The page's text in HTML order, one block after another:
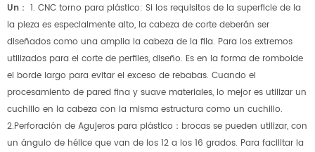
Un： 1. CNC torno para plástico: Si los requisitos de la superficie de la
la pieza es especialmente alto, la cabeza de corte deberán ser
diseñados como una amplia la cabeza de la fila. Para los extremos
utilizados para el corte de perfiles, diseño. Es en la forma de romboide
el borde largo para evitar el exceso de rebabas. Cuando el
procesamiento de pared fina y suave materiales, lo mejor es utilizar un
cuchillo en la cabeza con la misma estructura como un cuchillo.
2.Perforación de Agujeros para plástico：brocas se pueden utilizar, con
un ángulo de hélice que van de los 12 a los 16 grados. Para facilitar la